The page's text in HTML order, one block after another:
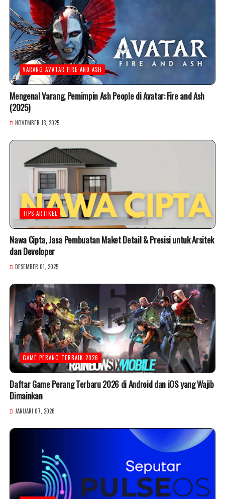
VARANG AVATAR FIRE AND ASH
Mengenal Varang, Pemimpin Ash People di Avatar: Fire and Ash
(2025)
NOVEMBER 13, 2025
TIPS ARTIKEL
Nawa Cipta, Jasa Pembuatan Maket Detail & Presisi untuk Arsitek
dan Developer
DESEMBER 01, 2025
GAME PERANG TERBAIK 2026
Daftar Game Perang Terbaru 2026 di Android dan iOS yang Wajib
Dimainkan
JANUARI 07, 2026